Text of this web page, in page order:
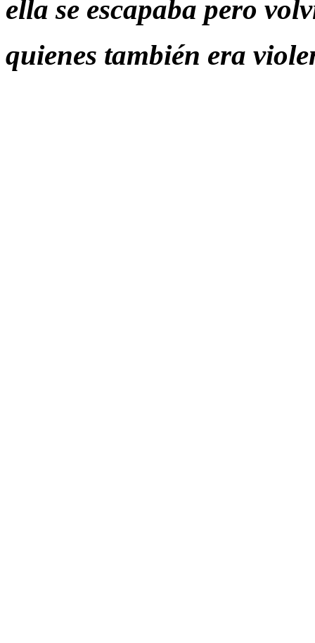
ella se escapaba pero
quienes también era